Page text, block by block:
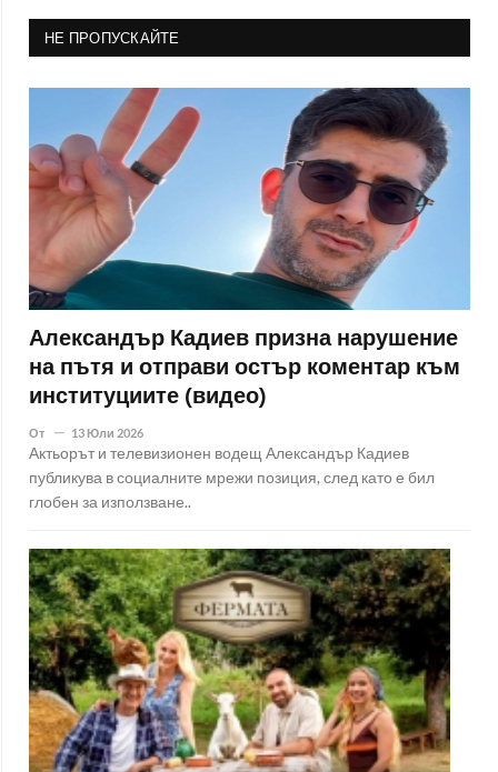
НЕ ПРОПУСКАЙТЕ
Александър Кадиев призна нарушение
на пътя и отправи остър коментар към
институциите (видео)
От 13 Юли 2026
Актьорът и телевизионен водещ Александър Кадиев
публикува в социалните мрежи позиция, след като е бил
глобен за използване..